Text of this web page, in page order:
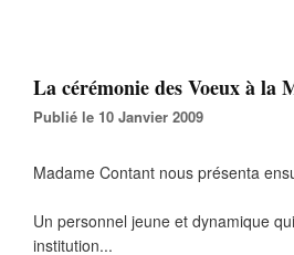
La cérémonie des Voeux à la
Publié le 10 Janvier 2009
Madame Contant nous présenta
Un personnel jeune et dynamique
institution...